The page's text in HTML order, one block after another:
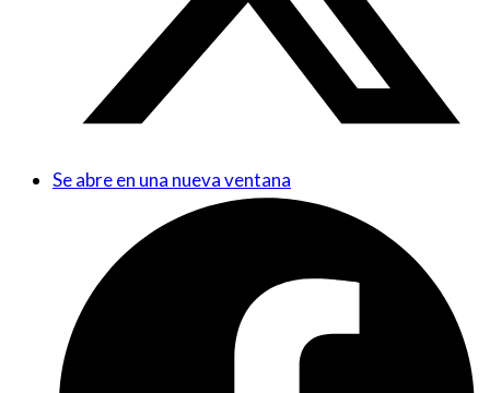
Se abre en una nueva ventana